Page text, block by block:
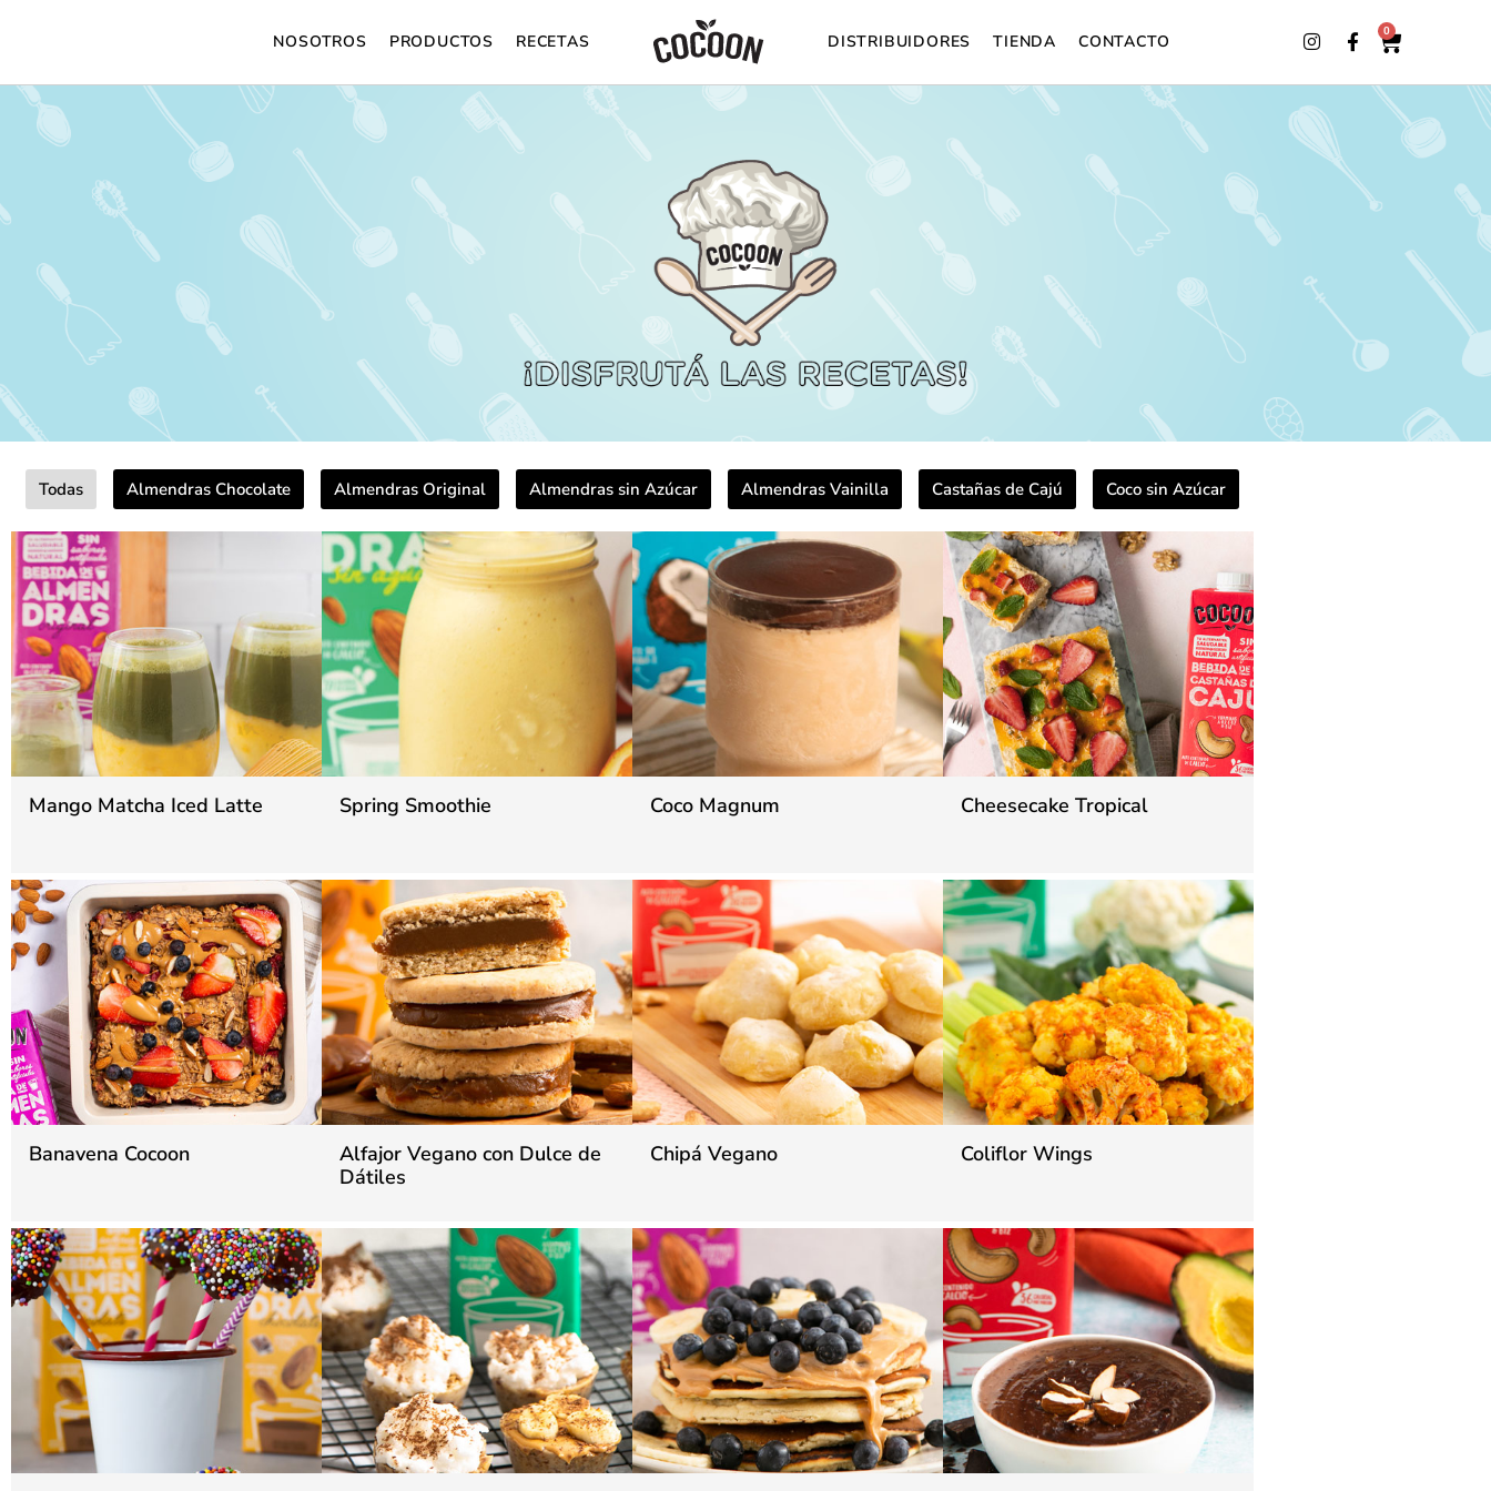
NOSOTROS PRODUCTOS RECETAS DISTRIBUIDORES TIENDA CONTACTO
0
Todas Almendras Chocolate Almendras Original Almendras sin Azúcar Almendras Vainilla Castañas de Cajú Coco sin Azúcar
Mango Matcha Iced Latte Spring Smoothie Coco Magnum Cheesecake Tropical
Banavena Cocoon
Alfajor Vegano con Dulce de
Dátiles
Chipá Vegano Coliflor Wings